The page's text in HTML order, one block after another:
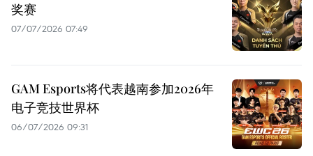
奖赛
07/07/2026 07:49
GAM Esports将代表越南参加2026年
电子竞技世界杯
06/07/2026 09:31